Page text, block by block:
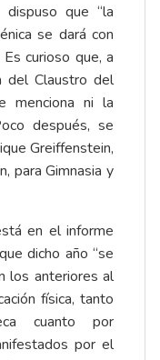
dispuso que “la
se dará con
curioso que, a
Claustro del
menciona ni la
después, se
Greiffenstein,
para Gimnasia y
en el informe
dicho año “se
los anteriores al
física, tanto
cuanto por
por el